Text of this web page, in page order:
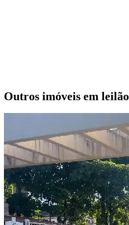
Outros imóveis em leilão